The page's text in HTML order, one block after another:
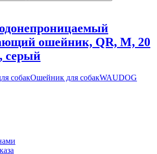
ошейник, QR, M, 20
серый
собакОшейник для собакWAUDOG